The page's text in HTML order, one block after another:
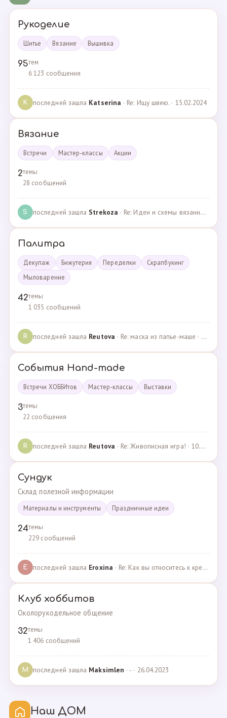
Рукоделие
Шитье Вязание Вышивка
95тем
6 123 сообщения
K последней зашла Katserina · Re: Ищу швею. · 15.02.2024
Вязание
Встречи Мастер-классы Акции
2темы
28 сообщений
S последней зашла Strekoza · Re: Идеи и схемы вязанных шариков · 16.12.2020
Палитра
Декупаж Бижутерия Переделки
Скрапбукинг
Мыловарение
42темы
1 035 сообщений
R последней зашла Reutova · Re: маска из папье-маше · 20.12.2022
События Hand-made
Встречи ХОББИтов Мастер-классы Выставки
3темы
22 сообщения
R последней зашла Reutova · Re: Живописная игра! · 10.12.2020
Сундук
Склад полезной информации
Материалы и инструменты Праздничные идеи
24темы
229 сообщений
E последней зашла Eroxina · Re: Как вы относитесь к кредитам? · 06.04.2025
Клуб хоббитов
Околорукодельное общение
32темы
1 406 сообщений
M последней зашла Maksimlen · - · 26.04.2023
Наш ДОМ